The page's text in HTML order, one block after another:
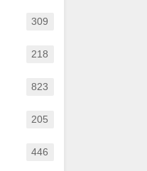
309
218
823
205
446